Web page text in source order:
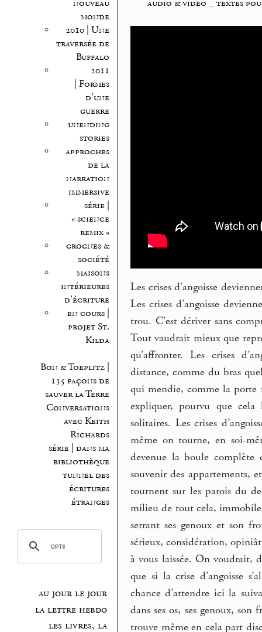
nouveau
monde
2010 | Une
traversée de
Buffalo
2011
| Formes
d’une
guerre
unending
stories
approches
de la
narration
immersive
série |
« science
remix »
grognes &
société
maisons
intérieures
d’écriture
en cours |
projet St.
Kilda
Bon & Toeplitz |
135 façons de
sauver la Terre
Conversations
avec Keith
Richards
série | dans ma
bibliothèque
tunnel des
écritures
étranges
au jour le jour
la lettre hebdo
les livres, la
audio & video textes
Les crises d’angoisse
Les crises d’angoisse
trou. C’est dériver sans
Tout vaudrait mieux que
qu’affronter. Les crises
distance, comme du bras
qui mendie, comme la porte
expliquer, pourvu que cela
solitaires. Les crises
même on tourne, en soi-
devenue la boule
souvenir des appartements,
tournent sur les parois du
milieu de tout cela, immobile
serrant ses genoux et son
sérieux, considération,
à vous laissée. On voudrait,
que si la crise d’angoisse
chance d’attendre ici la
dans ses os, ses genoux,
trouve même en cela part